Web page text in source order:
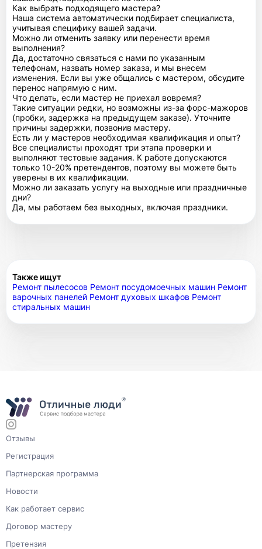
Как выбрать подходящего мастера?
Наша система автоматически подбирает специалиста,
учитывая специфику вашей задачи.
Можно ли отменить заявку или перенести время
выполнения?
Да, достаточно связаться с нами по указанным
телефонам, назвать номер заказа, и мы внесем
изменения. Если вы уже общались с мастером, обсудите
перенос напрямую с ним.
Что делать, если мастер не приехал вовремя?
Такие ситуации редки, но возможны из-за форс-мажоров
(пробки, задержка на предыдущем заказе). Уточните
причины задержки, позвонив мастеру.
Есть ли у мастеров необходимая квалификация и опыт?
Все специалисты проходят три этапа проверки и
выполняют тестовые задания. К работе допускаются
только 10-20% претендентов, поэтому вы можете быть
уверены в их квалификации.
Можно ли заказать услугу на выходные или праздничные
дни?
Да, мы работаем без выходных, включая праздники.
Также ищут
Ремонт пылесосов Ремонт посудомоечных машин Ремонт
варочных панелей Ремонт духовых шкафов Ремонт
стиральных машин
Отзывы
Регистрация
Партнерская программа
Новости
Как работает сервис
Договор мастеру
Претензия